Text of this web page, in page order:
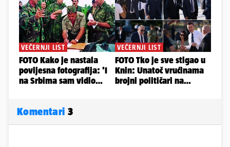
Komentari 3